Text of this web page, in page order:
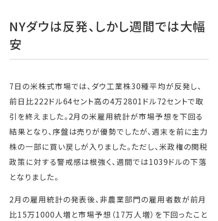
NYダウは反発、しかし週間では大幅
安
7日の米株式市場では、ダウ工業株30種平均が反発し、
前日比222ドル64セント高の4万2801ドル72セントで取
引を終えました。2月の米雇用統計が市場予想を下回る
結果となり、序盤は売りが優勢でしたが、週末を前に主力
株の一部に買い戻しが入りました。ただし、米政権の関税
政策に対する警戒感は根強く、週間では1039ドルの下落
となりました。
2月の雇用統計の発表後、非農業部門の雇用者数が前月
比15万1000人増と市場予想（17万人増）を下回ったこと